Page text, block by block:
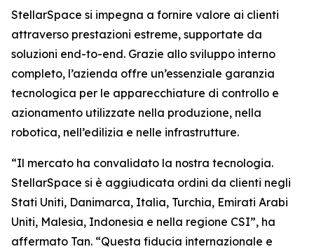
StellarSpace si impegna a fornire valore ai clienti
attraverso prestazioni estreme, supportate da
soluzioni end-to-end. Grazie allo sviluppo interno
completo, l’azienda offre un’essenziale garanzia
tecnologica per le apparecchiature di controllo e
azionamento utilizzate nella produzione, nella
robotica, nell’edilizia e nelle infrastrutture.
“Il mercato ha convalidato la nostra tecnologia.
StellarSpace si è aggiudicata ordini da clienti negli
Stati Uniti, Danimarca, Italia, Turchia, Emirati Arabi
Uniti, Malesia, Indonesia e nella regione CSI”, ha
affermato Tan. “Questa fiducia internazionale e